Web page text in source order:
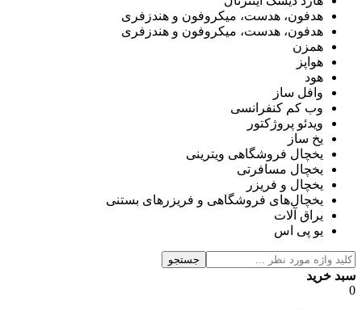
هدفون، هدست، میکروفون و هندزفری
هدفون، هدست، میکروفون و هندزفری
همزن
هواپز
هود
وافل ساز
وب کم کنفرانسی
ویدئو پروژکتور
یخ ساز
یخچال فروشگاهی ویترینی
یخچال مسافرتی
یخچال و فریزر
یخچال‌های فروشگاهی و فریزرهای بستنی
یراق آلات
یو پی اس
جستجو
سبد خرید
0